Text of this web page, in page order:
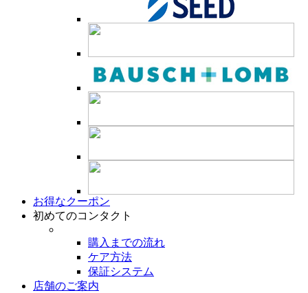
お得なクーポン
初めてのコンタクト
購入までの流れ
ケア方法
保証システム
店舗のご案内